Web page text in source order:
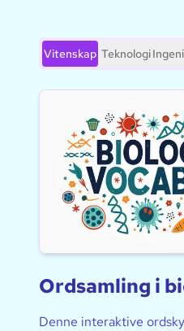
Vitenskap Teknologi
Ordsamling i
Denne interaktive